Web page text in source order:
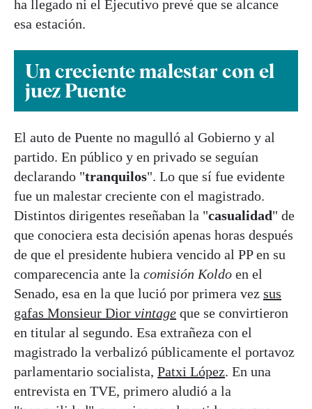
ha llegado ni el Ejecutivo prevé que se alcance
esa estación.
Un creciente malestar con el
juez Puente
El auto de Puente no magulló al Gobierno y al
partido. En público y en privado se seguían
declarando "tranquilos". Lo que sí fue evidente
fue un malestar creciente con el magistrado.
Distintos dirigentes reseñaban la "casualidad" de
que conociera esta decisión apenas horas después
de que el presidente hubiera vencido al PP en su
comparecencia ante la comisión Koldo en el
Senado, esa en la que lució por primera vez sus
gafas Monsieur Dior vintage que se convirtieron
en titular al segundo. Esa extrañeza con el
magistrado la verbalizó públicamente el portavoz
parlamentario socialista, Patxi López. En una
entrevista en TVE, primero aludió a la